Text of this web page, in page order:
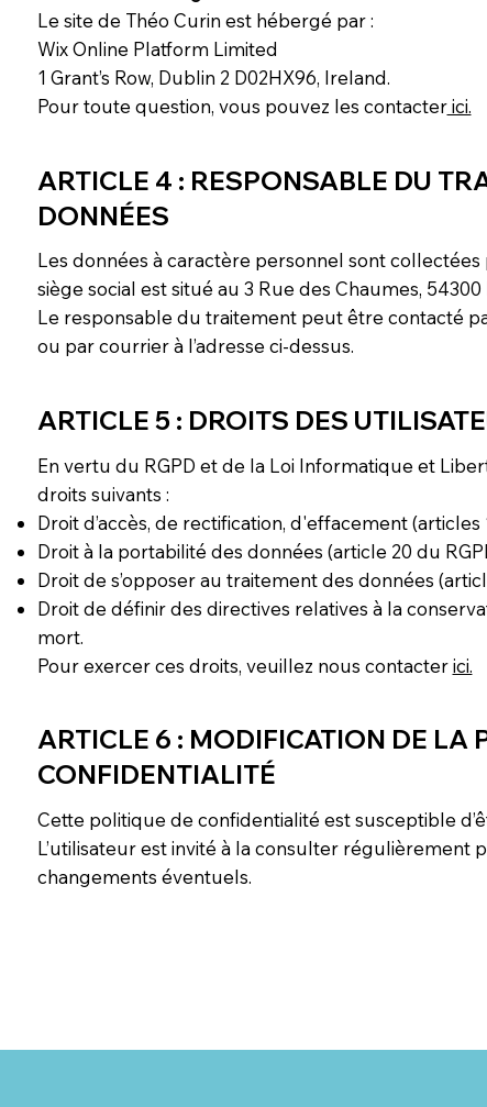
Le site de Théo Curin est hébergé par :
Wix Online Platform Limited
1 Grant’s Row, Dublin 2 D02HX96, Ireland.
Pour toute question, vous pouvez les contacterici.
ARTICLE 4 : RESPONSABLE DU
DONNÉES
Les données à caractère personnel sont collectées
siège social est situé au 3 Rue des Chaumes, 54300
Le responsable du traitement peut être contacté
ou par courrier à l’adresse ci-dessus.
ARTICLE 5 : DROITS DES
En vertu du RGPD et de la Loi Informatique et
droits suivants :
Droit d’accès, de rectification, d'effacement (articles
Droit à la portabilité des données (article 20 du
Droit de s’opposer au traitement des données
Droit de définir des directives relatives à la
mort.
Pour exercer ces droits, veuillez nous contacterici.
ARTICLE 6 : MODIFICATION DE LA
CONFIDENTIALITÉ
Cette politique de confidentialité est susceptible
L’utilisateur est invité à la consulter régulièrement
changements éventuels.